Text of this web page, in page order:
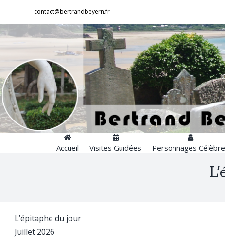
contenu
contact@bertrandbeyern.fr
Accueil Visites Guidées Personnages
L’épitaphe du jour
Juillet 2026